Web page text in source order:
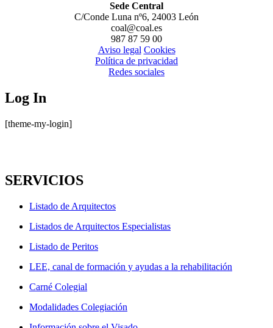
Sede Central
C/Conde Luna nº6, 24003 León
coal@coal.es
987 87 59 00
Aviso legal Cookies
Política de privacidad
Redes sociales
Log In
[theme-my-login]
SERVICIOS
Listado de Arquitectos
Listados de Arquitectos Especialistas
Listado de Peritos
LEE, canal de formación y ayudas a la rehabilitación
Carné Colegial
Modalidades Colegiación